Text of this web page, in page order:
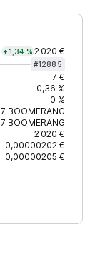
+1,34 % 2 020 €
#12885
7 €
0,36 %
0 %
BOOMERANG
BOOMERANG
2 020 €
0,00000202 €
0,00000205 €